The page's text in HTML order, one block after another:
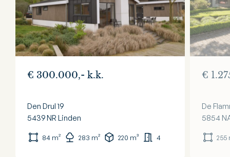
€ 300.000,- k.k.
Den Drul 19
5439 NR Linden
84 m² 283 m² 220 m³ 4
€
De
5854
255